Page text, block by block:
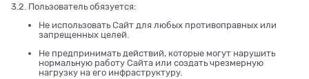
3.2. Пользователь обязуется:
Не использовать Сайт для любых противоправных или
запрещенных целей.
Не предпринимать действий, которые могут нарушить
нормальную работу Сайта или создать чрезмерную
нагрузку на его инфраструктуру.